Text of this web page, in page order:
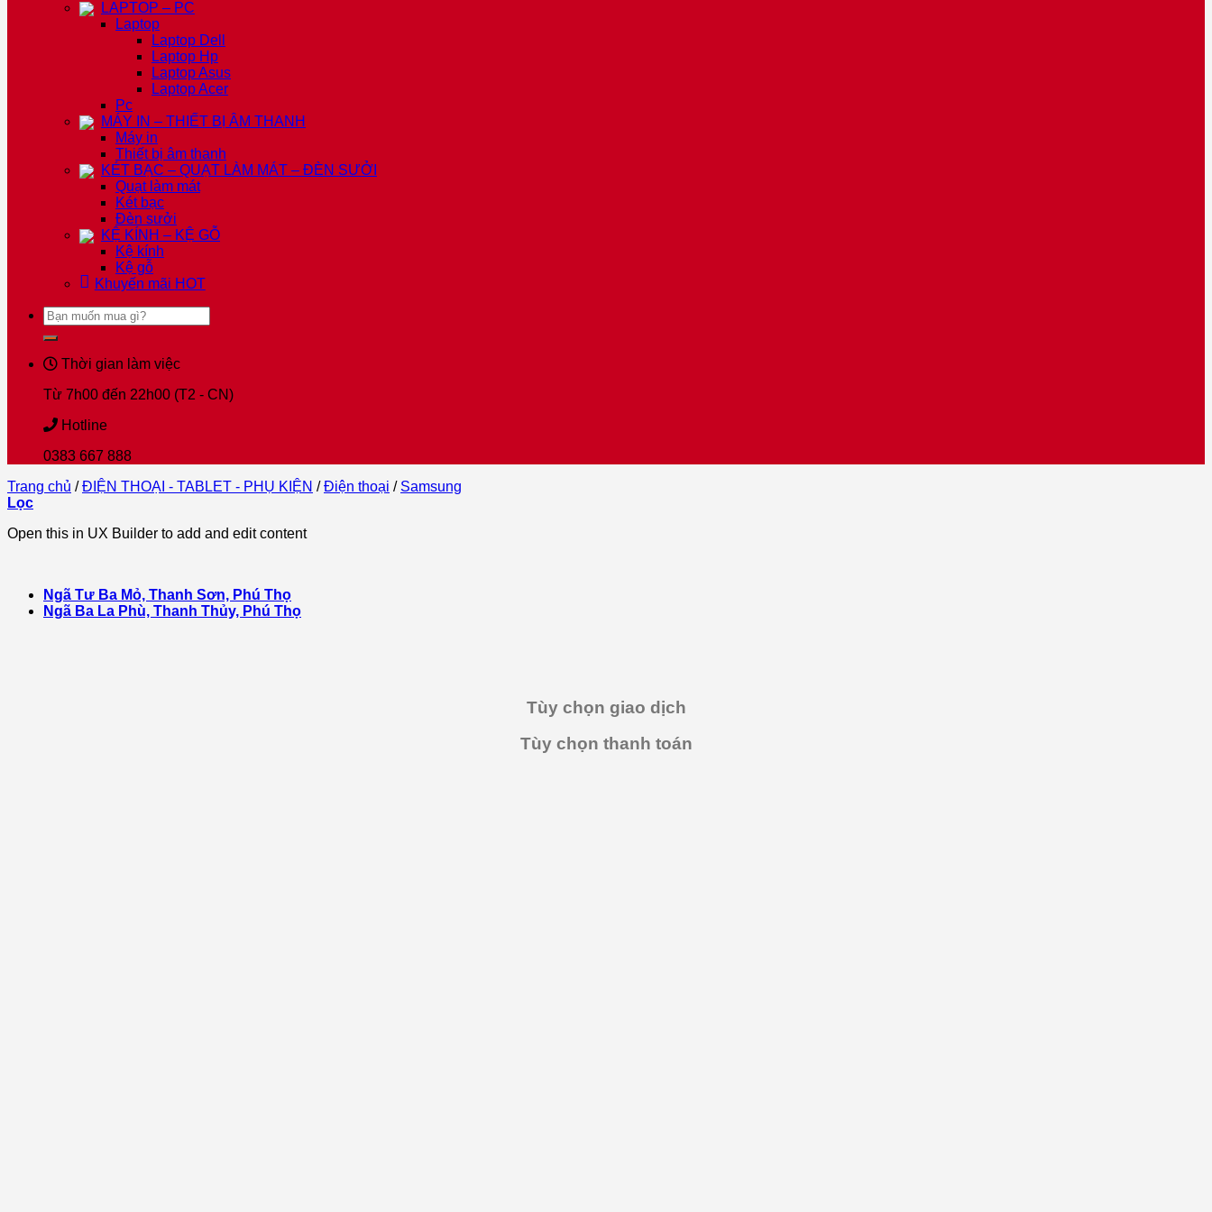
LAPTOP – PC
Laptop
Laptop Dell
Laptop Hp
Laptop Asus
Laptop Acer
Pc
MÁY IN – THIẾT BỊ ÂM THANH
Máy in
Thiết bị âm thanh
KÉT BẠC – QUẠT LÀM MÁT – ĐÈN SƯỞI
Quạt làm mát
Két bạc
Đèn sưởi
KỆ KÍNH – KỆ GỖ
Kệ kính
Kệ gỗ
Khuyến mãi HOT
Tìm
kiếm:
Thời gian làm việc
Từ 7h00 đến 22h00 (T2 - CN)
Hotline
0383 667 888
Trang chủ / ĐIỆN THOẠI - TABLET - PHỤ KIỆN / Điện thoại / Samsung
Lọc
Open this in UX Builder to add and edit content
Ngã Tư Ba Mỏ, Thanh Sơn, Phú Thọ
Ngã Ba La Phù, Thanh Thủy, Phú Thọ
Tùy chọn giao dịch
Tùy chọn thanh toán